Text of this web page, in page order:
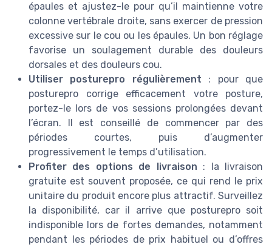
épaules et ajustez-le pour qu’il maintienne votre
colonne vertébrale droite, sans exercer de pression
excessive sur le cou ou les épaules. Un bon réglage
favorise un soulagement durable des douleurs
dorsales et des douleurs cou.
Utiliser posturepro régulièrement : pour que
posturepro corrige efficacement votre posture,
portez-le lors de vos sessions prolongées devant
l’écran. Il est conseillé de commencer par des
périodes courtes, puis d’augmenter
progressivement le temps d’utilisation.
Profiter des options de livraison : la livraison
gratuite est souvent proposée, ce qui rend le prix
unitaire du produit encore plus attractif. Surveillez
la disponibilité, car il arrive que posturepro soit
indisponible lors de fortes demandes, notamment
pendant les périodes de prix habituel ou d’offres